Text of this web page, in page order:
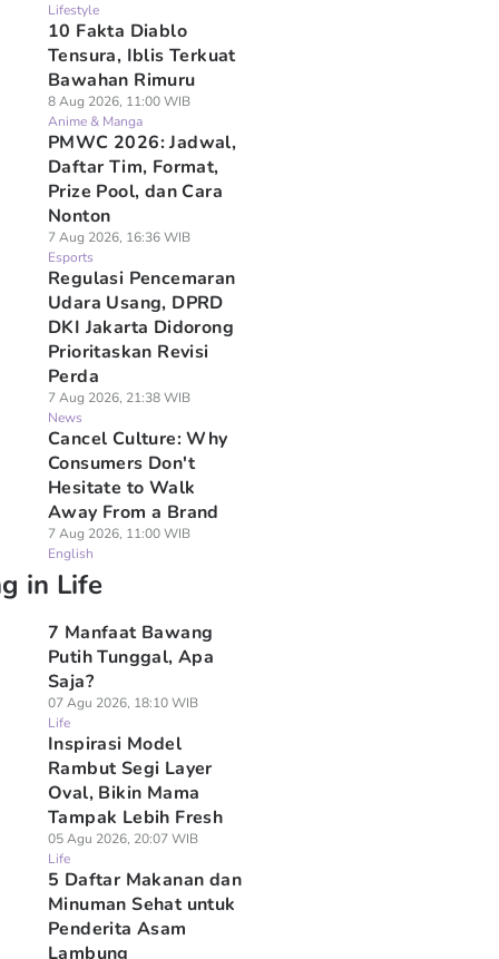
Lifestyle
10 Fakta Diablo
Tensura, Iblis Terkuat
Bawahan Rimuru
8 Aug 2026, 11:00 WIB
Anime & Manga
PMWC 2026: Jadwal,
Daftar Tim, Format,
Prize Pool, dan Cara
Nonton
7 Aug 2026, 16:36 WIB
Esports
Regulasi Pencemaran
Udara Usang, DPRD
DKI Jakarta Didorong
Prioritaskan Revisi
Perda
7 Aug 2026, 21:38 WIB
News
Cancel Culture: Why
Consumers Don't
Hesitate to Walk
Away From a Brand
7 Aug 2026, 11:00 WIB
English
in Life
7 Manfaat Bawang
Putih Tunggal, Apa
Saja?
07 Agu 2026, 18:10 WIB
Life
Inspirasi Model
Rambut Segi Layer
Oval, Bikin Mama
Tampak Lebih Fresh
05 Agu 2026, 20:07 WIB
Life
5 Daftar Makanan dan
Minuman Sehat untuk
Penderita Asam
Lambung